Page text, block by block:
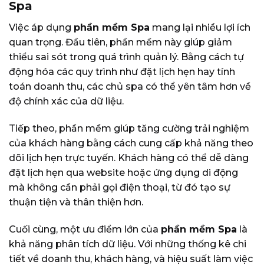
Spa
Việc áp dụng phần mềm Spa mang lại nhiều lợi ích
quan trọng. Đầu tiên, phần mềm này giúp giảm
thiểu sai sót trong quá trình quản lý. Bằng cách tự
động hóa các quy trình như đặt lịch hẹn hay tính
toán doanh thu, các chủ spa có thể yên tâm hơn về
độ chính xác của dữ liệu.
Tiếp theo, phần mềm giúp tăng cường trải nghiệm
của khách hàng bằng cách cung cấp khả năng theo
dõi lịch hẹn trực tuyến. Khách hàng có thể dễ dàng
đặt lịch hẹn qua website hoặc ứng dụng di động
mà không cần phải gọi điện thoại, từ đó tạo sự
thuận tiện và thân thiện hơn.
Cuối cùng, một ưu điểm lớn của phần mềm Spa là
khả năng phân tích dữ liệu. Với những thống kê chi
tiết về doanh thu, khách hàng, và hiệu suất làm việc